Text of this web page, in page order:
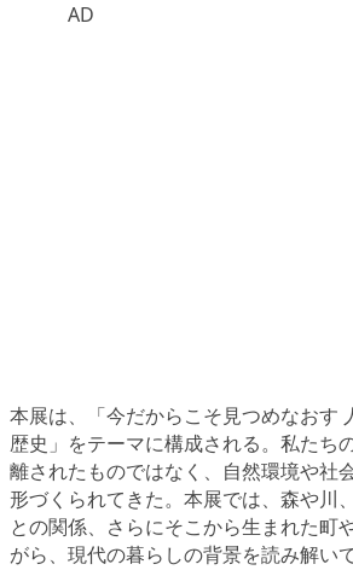
AD
本展は、「今だからこそ見つめなおす
歴史」をテーマに構成される。私たち
離されたものではなく、自然環境や社
形づくられてきた。本展では、森や川
との関係、さらにそこから生まれた町
がら、現代の暮らしの背景を読み解いて